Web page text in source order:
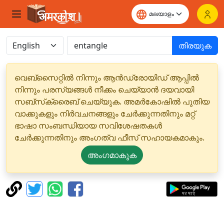
തിരയുക
വെബ്‌സൈറ്റിൽ നിന്നും ആൻഡ്രോയിഡ് ആപ്പിൽ
നിന്നും പരസ്യങ്ങൾ നീക്കം ചെയ്യാൻ ദയവായി
സബ്‌സ്‌ക്രൈബ് ചെയ്യുക. അമർകോഷിൽ പുതിയ
വാക്കുകളും നിർവചനങ്ങളും ചേർക്കുന്നതിനും മറ്റ്
ഭാഷാ സംബന്ധിയായ സവിശേഷതകൾ
ചേർക്കുന്നതിനും അംഗത്വ ഫീസ് സഹായകമാകും.
അംഗമാകുക